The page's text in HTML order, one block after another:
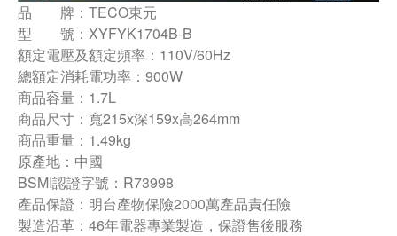
品 牌：TECO東元
型 號：XYFYK1704B-B
額定電壓及額定頻率：110V/60Hz
總額定消耗電功率：900W
商品容量：1.7L
商品尺寸：寬215x深159x高264mm
商品重量：1.49kg
原產地：中國
BSMI認證字號：R73998
產品保證：明台產物保險2000萬產品責任險
製造沿革：46年電器專業製造，保證售後服務